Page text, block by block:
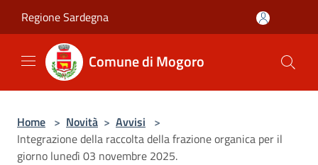
Regione Sardegna
Comune di Mogoro
Home > Novità > Avvisi >
Integrazione della raccolta della frazione organica per il
giorno lunedì 03 novembre 2025.